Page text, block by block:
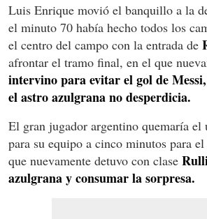
Luis Enrique movió el banquillo a la
el minuto 70 había hecho todos los
el centro del campo con la entrada de
afrontar el tramo final, en el que
intervino para evitar el gol de Messi,
el astro azulgrana no desperdicia.
El gran jugador argentino quemaría
para su equipo a cinco minutos para
que nuevamente detuvo con clase
azulgrana y consumar la sorpresa.